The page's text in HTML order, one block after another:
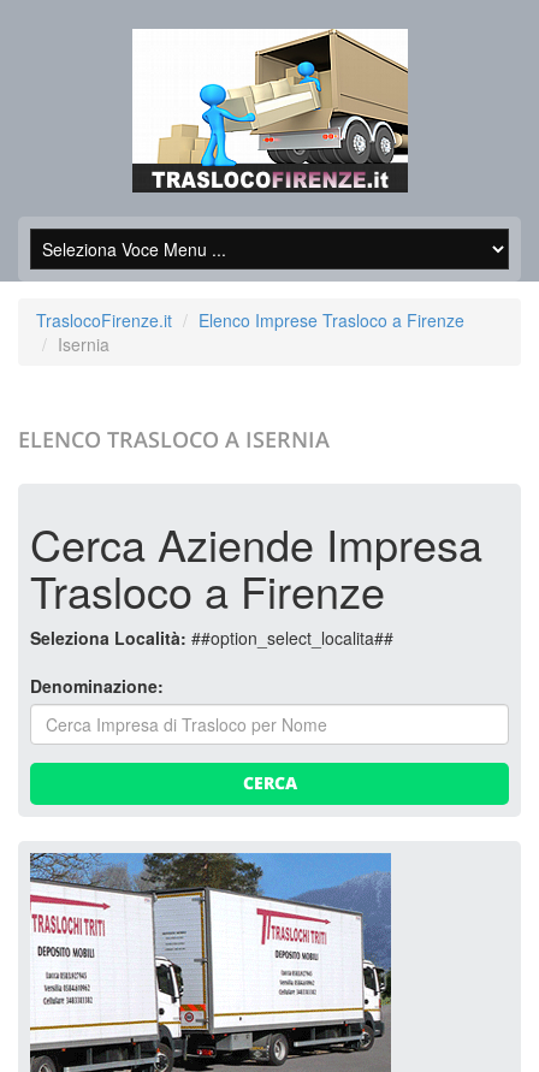
TraslocoFirenze.it
Elenco Imprese Trasloco a Firenze
Isernia
ELENCO TRASLOCO A ISERNIA
Cerca Aziende Impresa
Trasloco a Firenze
Seleziona Località: ##option_select_localita##
Denominazione:
CERCA